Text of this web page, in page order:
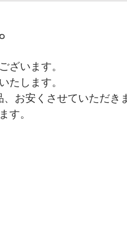
ざいます。
たします。
お安くさせていただき
す。